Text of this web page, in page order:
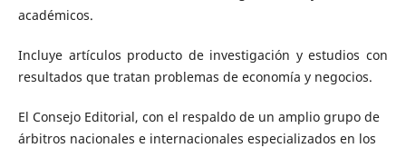
académicos.
Incluye artículos producto de investigación y estudios con
resultados que tratan problemas de economía y negocios.
El Consejo Editorial, con el respaldo de un amplio grupo de
árbitros nacionales e internacionales especializados en los